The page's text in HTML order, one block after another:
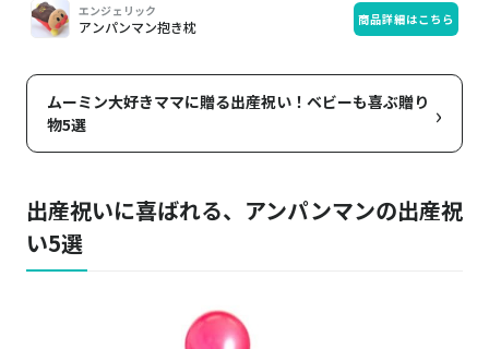
エンジェリック
アンパンマン抱き枕 商品詳細はこちら
ムーミン大好きママに贈る出産祝い！ベビーも喜ぶ贈り
物5選
›
出産祝いに喜ばれる、アンパンマンの出産祝
い5選